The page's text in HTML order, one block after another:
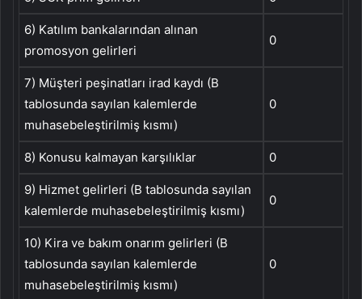
6) Katılım bankalarından alınan
promosyon gelirleri
0
7) Müşteri peşinatları irad kaydı (B
tablosunda sayılan kalemlerde
muhasebeleştirilmiş kısmı)
0
8) Konusu kalmayan karşılıklar 0
9) Hizmet gelirleri (B tablosunda sayılan
kalemlerde muhasebeleştirilmiş kısmı)
0
10) Kira ve bakım onarım gelirleri (B
tablosunda sayılan kalemlerde
muhasebeleştirilmiş kısmı)
0